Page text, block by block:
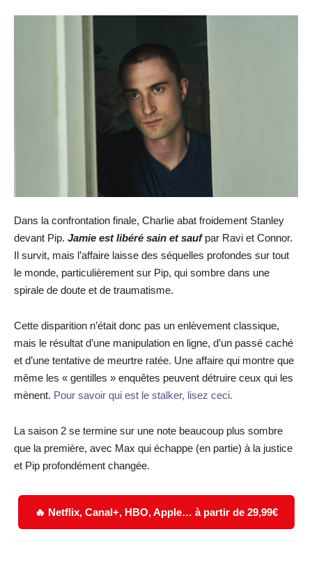
Dans la confrontation finale, Charlie abat froidement Stanley
devant Pip. Jamie est libéré sain et saufpar Ravi et Connor.
Il survit, mais l’affaire laisse des séquelles profondes sur tout
le monde, particulièrement sur Pip, qui sombre dans une
spirale de doute et de traumatisme.
Cette disparition n’était donc pas un enlèvement classique,
mais le résultat d’une manipulation en ligne, d’un passé caché
et d’une tentative de meurtre ratée. Une affaire qui montre que
même les « gentilles » enquêtes peuvent détruire ceux qui les
mènent. Pour savoir qui est le stalker, lisez ceci.
La saison 2 se termine sur une note beaucoup plus sombre
que la première, avec Max qui échappe (en partie) à la justice
et Pip profondément changée.
🔥 Netflix, Canal+, HBO, Apple… à partir de 29,99€